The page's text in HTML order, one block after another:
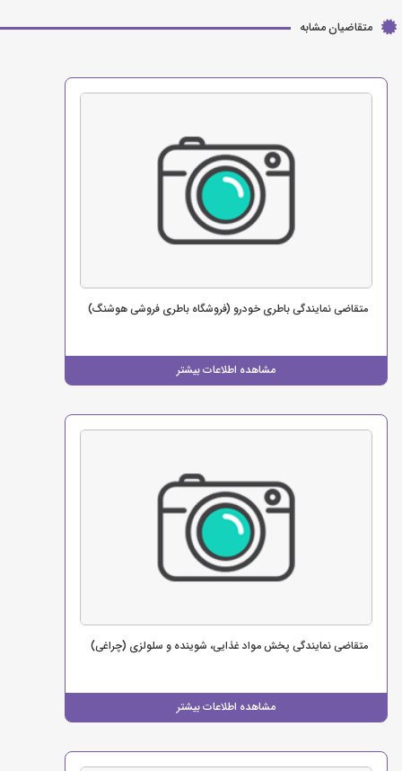
متقاضیان مشابه
مشاهده اطلاعات بیشتر
متقاضی نمایندگی باطری خودرو (فروشگاه باطری فروشی هوشنگ)
مشاهده اطلاعات بیشتر
متقاضی نمایندگی پخش مواد غذایی، شوینده و سلولزی (چراغی)